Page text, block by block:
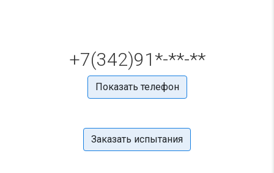
+7(342)91*-**-**
Показать телефон
Заказать испытания